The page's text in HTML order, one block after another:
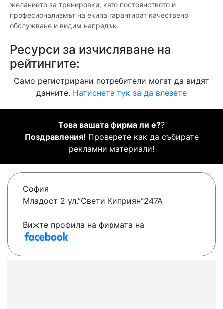
желанието за тренировки, като постоянството и
професионализмът на екипа гарантират качествено
обслужване и видим напредък.
Ресурси за изчисляване на
рейтингите:
Само регистрирани потребители могат да видят
данните. Натиснете тук за да влезете
Това вашата фирма ли е??
Поздравления! Проверете как да събирате
рекламни материали!
София
Младост 2 ул.”Свети Киприян”247А
Вижте профила на фирмата на